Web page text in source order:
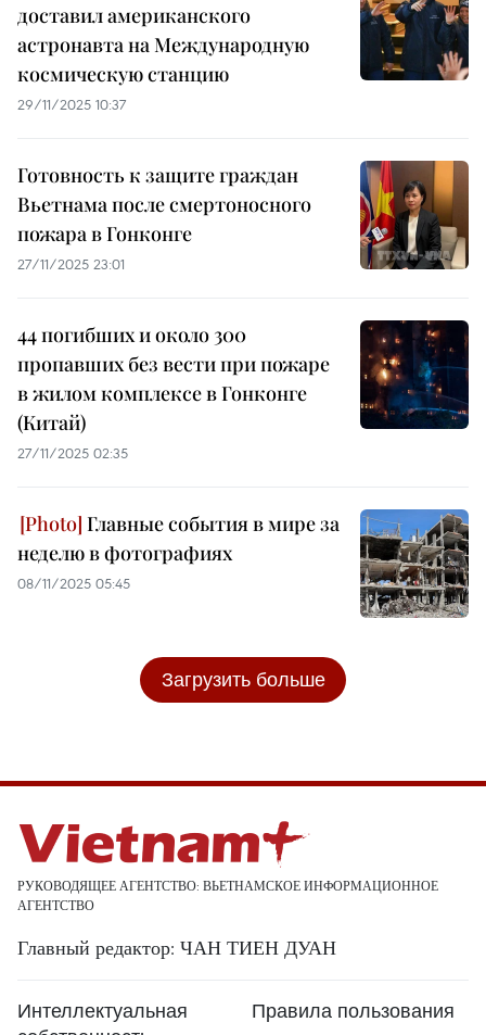
доставил американского
астронавта на Международную
космическую станцию
29/11/2025 10:37
Готовность к защите граждан
Вьетнама после смертоносного
пожара в Гонконге
27/11/2025 23:01
44 погибших и около 300
пропавших без вести при пожаре
в жилом комплексе в Гонконге
(Китай)
27/11/2025 02:35
Главные события в мире за
неделю в фотографиях
08/11/2025 05:45
Загрузить больше
РУКОВОДЯЩЕЕ АГЕНТСТВО: ВЬЕТНАМСКОЕ ИНФОРМАЦИОННОЕ
АГЕНТСТВО
Главный редактор: ЧАН ТИЕН ДУАН
Интеллектуальная
Правила пользования